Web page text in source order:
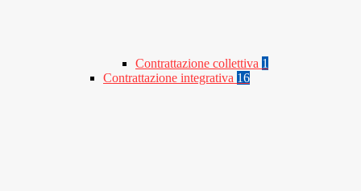
Contrattazione collettiva 1
Contrattazione integrativa 16